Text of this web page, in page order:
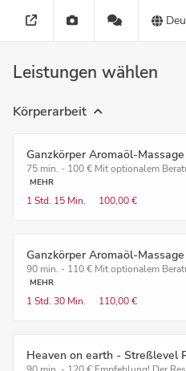
Leistungen wählen
Körperarbeit
Ganzkörper Aromaöl-
75 min. - 100 € Mit optionalem
MEHR
1 Std. 15 Min. 100,00 €
Ganzkörper Aromaöl-
90 min. - 110 € Mit optionalem
MEHR
1 Std. 30 Min. 110,00 €
Heaven on earth - Streßlevel